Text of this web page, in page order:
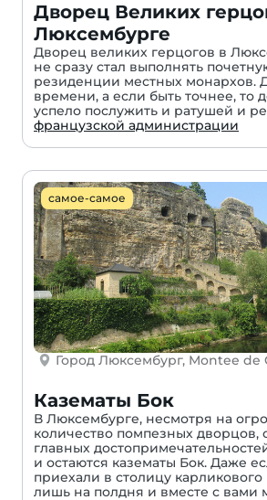
Дворец Великих
Люксембурге
Дворец великих герцогов в
не сразу стал выполнять
резиденции местных монархов.
времени, а если быть точнее, то
успело послужить и ратушей и
французской администрации
самое-самое
Город Люксембург, Montee de
Казематы Бок
В Люксембурге, несмотря на
количество помпезных дворцов,
главных
и остаются казематы Бок. Даже
приехали в столицу карликового
лишь на полдня и вместе с вами